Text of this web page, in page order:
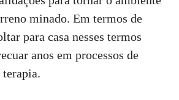
minado. Em termos de
para casa nesses termos
anos em processos de
terapia.